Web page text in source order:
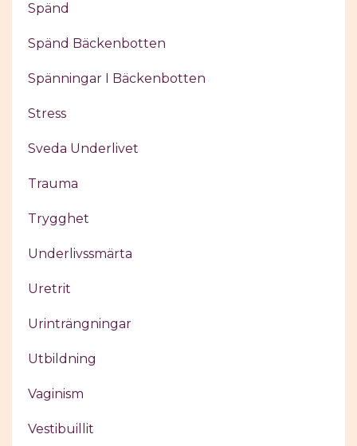
Spänd
Spänd Bäckenbotten
Spänningar I Bäckenbotten
Stress
Sveda Underlivet
Trauma
Trygghet
Underlivssmärta
Uretrit
Urinträngningar
Utbildning
Vaginism
Vestibuillit